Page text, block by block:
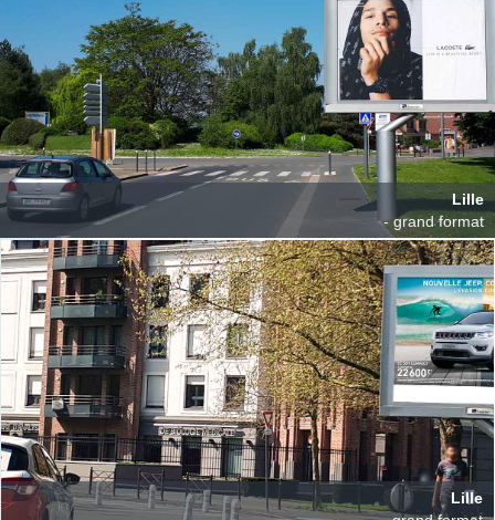
Lille
- grand format
Lille